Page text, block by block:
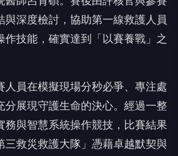
與深度檢討，協助第一線救護人員
作技能，確實達到「以賽養戰」之
人員在模擬現場分秒必爭、專注處
分展現守護生命的決心。經過一整
務與智慧系統操作競技，比賽結果
三救災救護大隊」憑藉卓越默契與